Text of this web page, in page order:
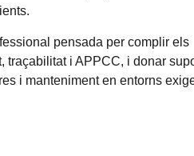
pensada per complir els
traçabilitat i APPCC, i donar
i manteniment en entorns